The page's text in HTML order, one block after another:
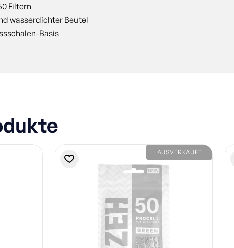
Filtern
wasserdichter Beutel
Basis
AUSVERKAUFT